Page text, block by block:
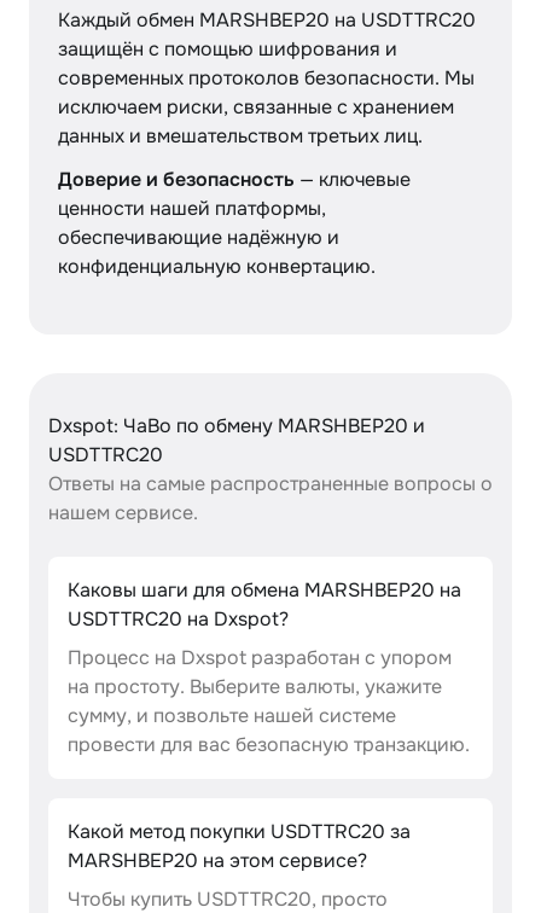
Каждый обмен MARSHBEP20 на USDTTRC20
защищён с помощью шифрования и
современных протоколов безопасности. Мы
исключаем риски, связанные с хранением
данных и вмешательством третьих лиц.
Доверие и безопасность — ключевые
ценности нашей платформы,
обеспечивающие надёжную и
конфиденциальную конвертацию.
Dxspot: ЧаВо по обмену MARSHBEP20 и
USDTTRC20
Ответы на самые распространенные вопросы о
нашем сервисе.
Каковы шаги для обмена MARSHBEP20 на
USDTTRC20 на Dxspot?
Процесс на Dxspot разработан с упором
на простоту. Выберите валюты, укажите
сумму, и позвольте нашей системе
провести для вас безопасную транзакцию.
Какой метод покупки USDTTRC20 за
MARSHBEP20 на этом сервисе?
Чтобы купить USDTTRC20, просто